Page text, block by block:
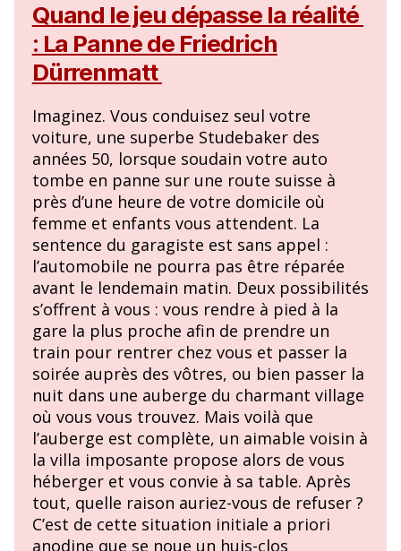
Quand le jeu dépasse la réalité
: La Panne de Friedrich
Dürrenmatt
Imaginez. Vous conduisez seul votre
voiture, une superbe Studebaker des
années 50, lorsque soudain votre auto
tombe en panne sur une route suisse à
près d’une heure de votre domicile où
femme et enfants vous attendent. La
sentence du garagiste est sans appel :
l’automobile ne pourra pas être réparée
avant le lendemain matin. Deux possibilités
s’offrent à vous : vous rendre à pied à la
gare la plus proche afin de prendre un
train pour rentrer chez vous et passer la
soirée auprès des vôtres, ou bien passer la
nuit dans une auberge du charmant village
où vous vous trouvez. Mais voilà que
l’auberge est complète, un aimable voisin à
la villa imposante propose alors de vous
héberger et vous convie à sa table. Après
tout, quelle raison auriez-vous de refuser ?
C’est de cette situation initiale a priori
anodine que se noue un huis-clos